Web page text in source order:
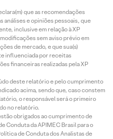
que as recomendações
análises e opiniões pessoais, que
inclusive em relação à XP
sem aviso prévio em
de mercado, e que sua(s)
influenciada por receitas
financeiras realizadas pela XP
deste relatório e pelo cumprimento
acima, sendo que, caso constem
o responsável será o primeiro
no relatório.
obrigados ao cumprimento de
Conduta da APIMEC Brasil para o
de Conduta dos Analistas de